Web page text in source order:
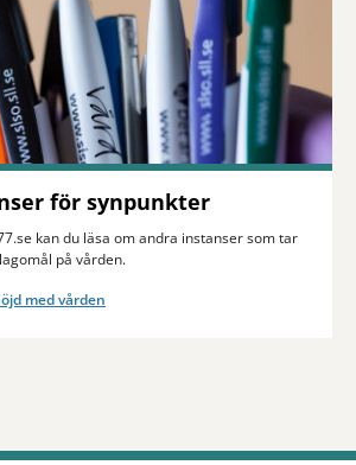
för synpunkter
kan du läsa om andra instanser som tar
på vården.
med vården
delningsalternativ.